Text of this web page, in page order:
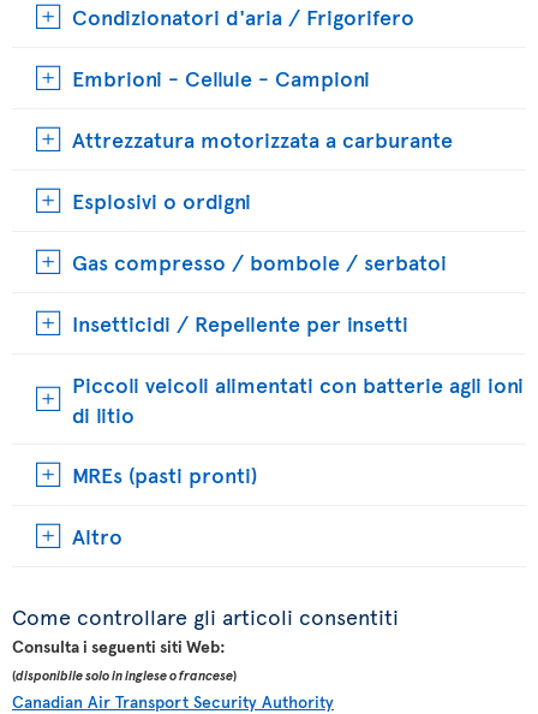
Condizionatori d'aria / Frigorifero
Embrioni - Cellule - Campioni
Attrezzatura motorizzata a carburante
Esplosivi o ordigni
Gas compresso / bombole / serbatoi
Insetticidi / Repellente per insetti
Piccoli veicoli alimentati con batterie agli ioni
di litio
MREs (pasti pronti)
Altro
Come controllare gli articoli consentiti
Consulta i seguenti siti Web:
(disponibile solo in inglese o francese)
Canadian Air Transport Security Authority